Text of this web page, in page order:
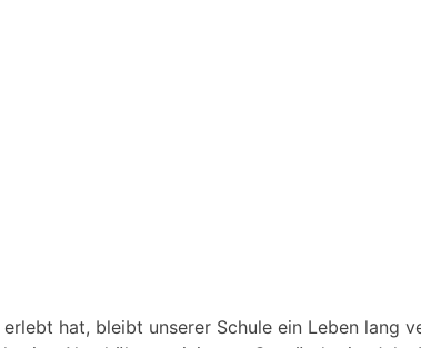
hat, bleibt unserer Schule ein Leben lang